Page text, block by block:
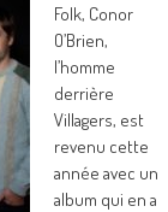
Folk, Conor
O’Brien,
l’homme
derrière
Villagers, est
revenu cette
année avec un
album qui en a